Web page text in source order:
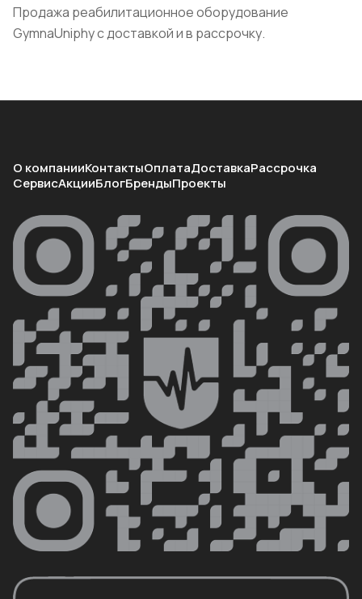
Продажа реабилитационное оборудование
GymnaUniphy с доставкой и в рассрочку.
О компанииКонтактыОплатаДоставкаРассрочка
СервисАкцииБлогБрендыПроекты